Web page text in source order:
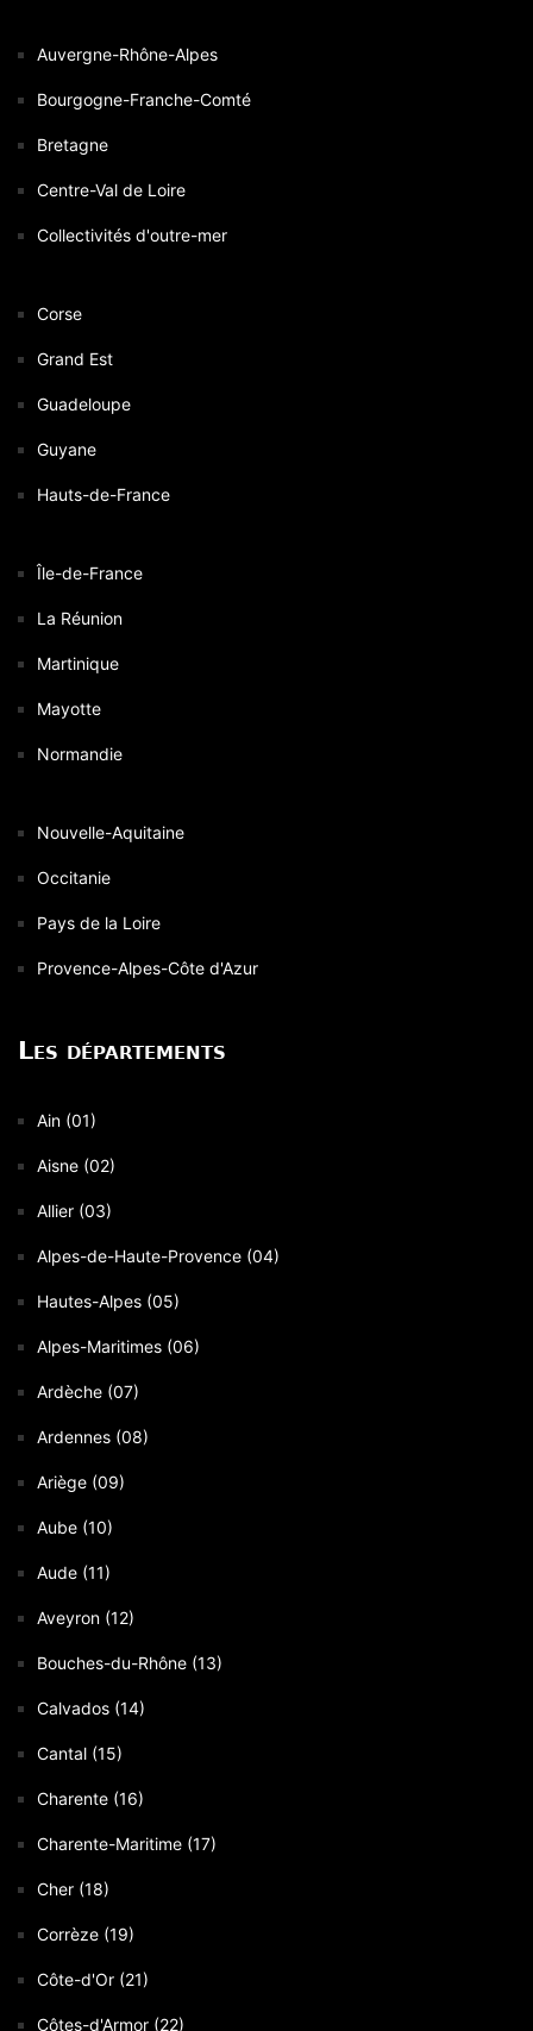
Auvergne-Rhône-Alpes
Bourgogne-Franche-Comté
Bretagne
Centre-Val de Loire
Collectivités d'outre-mer
Corse
Grand Est
Guadeloupe
Guyane
Hauts-de-France
Île-de-France
La Réunion
Martinique
Mayotte
Normandie
Nouvelle-Aquitaine
Occitanie
Pays de la Loire
Provence-Alpes-Côte d'Azur
Les départements
Ain (01)
Aisne (02)
Allier (03)
Alpes-de-Haute-Provence (04)
Hautes-Alpes (05)
Alpes-Maritimes (06)
Ardèche (07)
Ardennes (08)
Ariège (09)
Aube (10)
Aude (11)
Aveyron (12)
Bouches-du-Rhône (13)
Calvados (14)
Cantal (15)
Charente (16)
Charente-Maritime (17)
Cher (18)
Corrèze (19)
Côte-d'Or (21)
Côtes-d'Armor (22)